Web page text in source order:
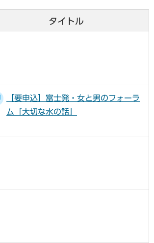
タイトル
【要申込】富士発・女と男のフォーラ
ム「大切な水の話」